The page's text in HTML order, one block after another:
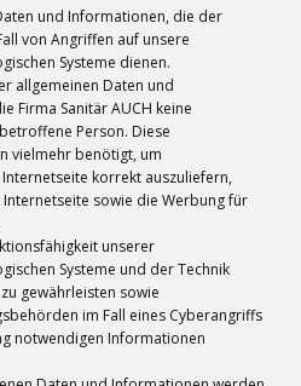
und Informationen, die der
von Angriffen auf unsere
Systeme dienen.
allgemeinen Daten und
Firma Sanitär AUCH keine
Person. Diese
vielmehr benötigt, um
korrekt auszuliefern,
sowie die Werbung für
unserer
Systeme und der Technik
gewährleisten sowie
im Fall eines Cyberangriffs
notwendigen Informationen